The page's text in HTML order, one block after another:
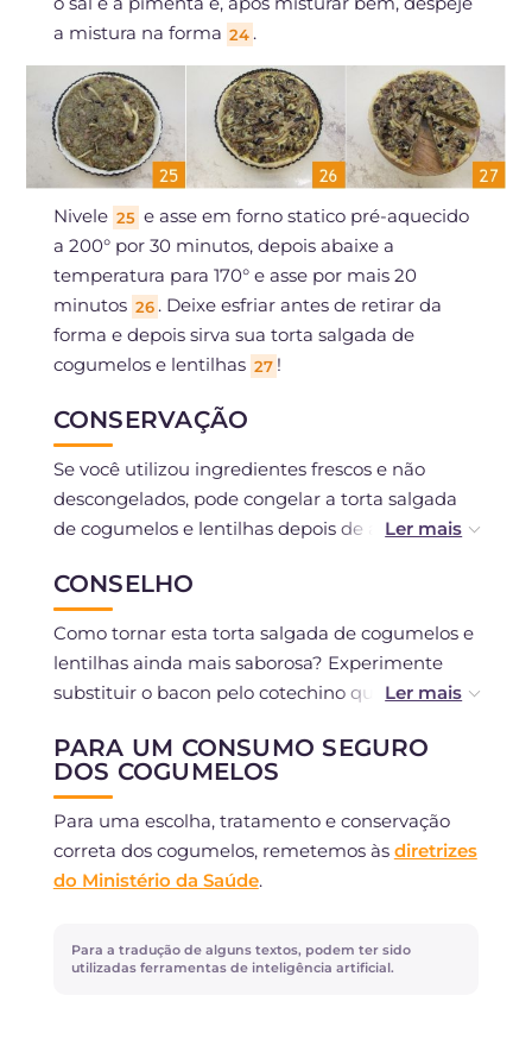
a mistura na forma 24 .
Nivele 25 e asse em forno statico pré-aquecido
a 200° por 30 minutos, depois abaixe a
temperatura para 170° e asse por mais 20
minutos 26 . Deixe esfriar antes de retirar da
forma e depois sirva sua torta salgada de
cogumelos e lentilhas 27 !
CONSERVAÇÃO
Se você utilizou ingredientes frescos e não
descongelados, pode congelar a torta salgada
de cogumelos e lentilhas depois de assada.
geladeira por 2-3 dias, cobrindo
cuidadosamente com filme plástico.
CONSELHO
Como tornar esta torta salgada de cogumelos e
lentilhas ainda mais saborosa? Experimente
substituir o bacon pelo cotechino que sobrou
chiodini!
PARA UM CONSUMO SEGURO
DOS COGUMELOS
Para uma escolha, tratamento e conservação
correta dos cogumelos, remetemos às diretrizes
do Ministério da Saúde.
Para a tradução de alguns textos, podem ter sido
utilizadas ferramentas de inteligência artificial.